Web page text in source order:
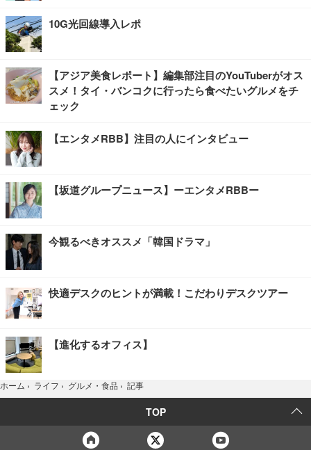
10G光回線導入レポ
【アジア美食レポート】編集部注目のYouTuberがオス
スメ！タイ・バンコクに行ったら食べたいグルメをチ
ェック
【エンタメRBB】注目の人にインタビュー
【坂道グループニュース】ーエンタメRBBー
今観るべきオススメ「韓国ドラマ」
快適デスクのヒントが満載！こだわりデスクツアー
【進化するオフィス】
ホーム › ライフ › グルメ・食品 › 記事
TOP